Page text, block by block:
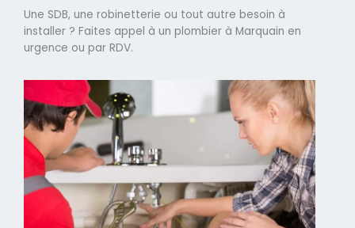
Une SDB, une robinetterie ou tout autre besoin à
installer ? Faites appel à un plombier à Marquain en
urgence ou par RDV.